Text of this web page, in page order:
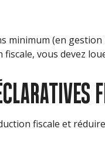
(en
vous devez
fiscale et